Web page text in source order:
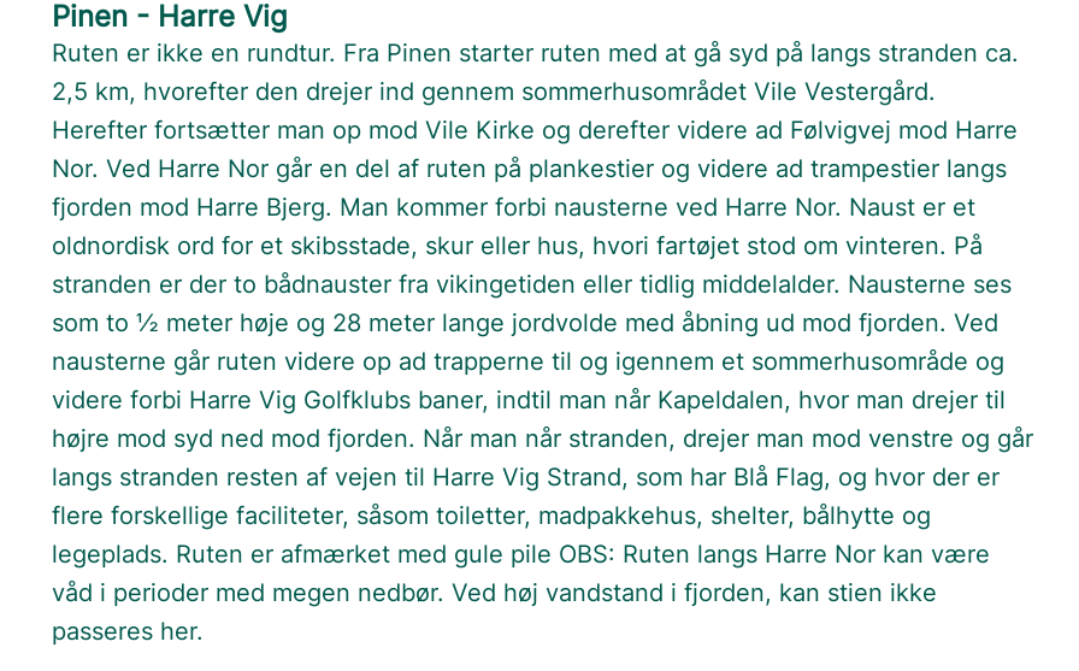
Pinen - Harre Vig
Ruten er ikke en rundtur. Fra Pinen starter ruten med at gå syd på langs stranden ca.
2,5 km, hvorefter den drejer ind gennem sommerhusområdet Vile Vestergård.
Herefter fortsætter man op mod Vile Kirke og derefter videre ad Følvigvej mod Harre
Nor. Ved Harre Nor går en del af ruten på plankestier og videre ad trampestier langs
fjorden mod Harre Bjerg. Man kommer forbi nausterne ved Harre Nor. Naust er et
oldnordisk ord for et skibsstade, skur eller hus, hvori fartøjet stod om vinteren. På
stranden er der to bådnauster fra vikingetiden eller tidlig middelalder. Nausterne ses
som to ½ meter høje og 28 meter lange jordvolde med åbning ud mod fjorden. Ved
nausterne går ruten videre op ad trapperne til og igennem et sommerhusområde og
videre forbi Harre Vig Golfklubs baner, indtil man når Kapeldalen, hvor man drejer til
højre mod syd ned mod fjorden. Når man når stranden, drejer man mod venstre og går
langs stranden resten af vejen til Harre Vig Strand, som har Blå Flag, og hvor der er
flere forskellige faciliteter, såsom toiletter, madpakkehus, shelter, bålhytte og
legeplads. Ruten er afmærket med gule pile OBS: Ruten langs Harre Nor kan være
våd i perioder med megen nedbør. Ved høj vandstand i fjorden, kan stien ikke
passeres her.